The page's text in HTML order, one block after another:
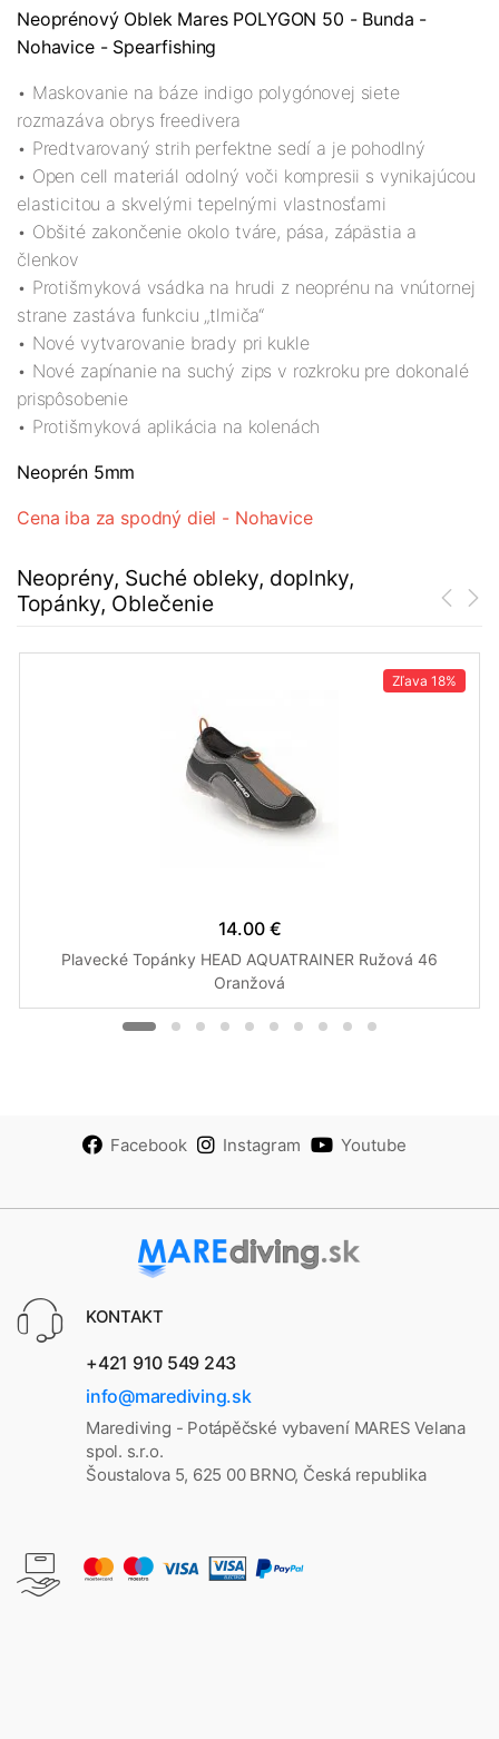
Neoprénový Oblek Mares POLYGON 50 - Bunda -
Nohavice - Spearfishing
• Maskovanie na báze indigo polygónovej siete
rozmazáva obrys freedivera
• Predtvarovaný strih perfektne sedí a je pohodlný
• Open cell materiál odolný voči kompresii s vynikajúcou
elasticitou a skvelými tepelnými vlastnosťami
• Obšité zakončenie okolo tváre, pása, zápästia a
členkov
• Protišmyková vsádka na hrudi z neoprénu na vnútornej
strane zastáva funkciu „tlmiča“
• Nové vytvarovanie brady pri kukle
• Nové zapínanie na suchý zips v rozkroku pre dokonalé
prispôsobenie
• Protišmyková aplikácia na kolenách
Neoprén 5mm
Cena iba za spodný diel - Nohavice
Neoprény, Suché obleky, doplnky,
Topánky, Oblečenie
Zľava 18%
14.00 €
Plavecké Topánky HEAD AQUATRAINER Ružová 46
Oranžová
Facebook Instagram Youtube
KONTAKT
+421 910 549 243
info@marediving.sk
Marediving - Potápěčské vybavení MARES Velana
spol. s.r.o.
Šoustalova 5, 625 00 BRNO, Česká republika